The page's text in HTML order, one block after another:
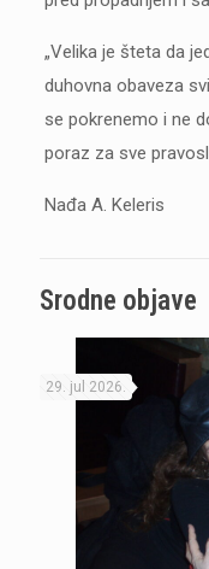
„Velika je šteta da
duhovna obaveza
se pokrenemo i ne
poraz za sve
Nađa A. Keleris
Srodne objave
29. jul 2026.